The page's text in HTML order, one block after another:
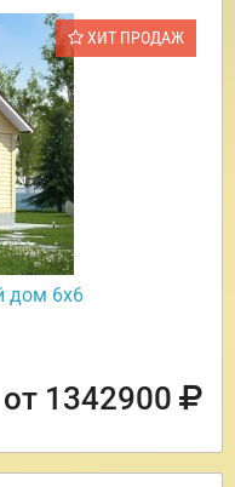
ХИТ ПРОДАЖ
дом 6х6
от 1342900